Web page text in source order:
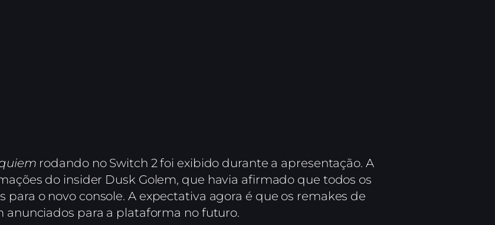
rodando no Switch 2 foi exibido durante a apresentação. A
do insider Dusk Golem, que havia afirmado que todos os
para o novo console. A expectativa agora é que os remakes de
anunciados para a plataforma no futuro.